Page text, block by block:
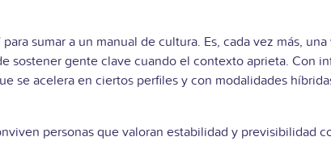
sumar a un manual de cultura. Es, cada vez más,
sostener gente clave cuando el contexto aprieta. Con
se acelera en ciertos perfiles y con modalidades
personas que valoran estabilidad y previsibilidad